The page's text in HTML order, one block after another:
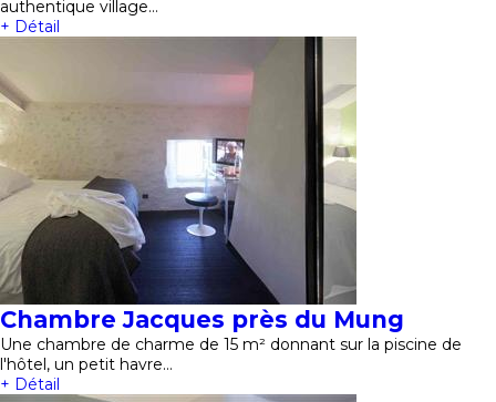
authentique village…
+ Détail
Chambre Jacques près du Mung
Une chambre de charme de 15 m² donnant sur la piscine de
l'hôtel, un petit havre…
+ Détail